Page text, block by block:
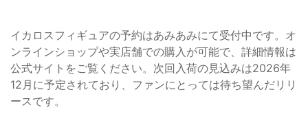
イカロスフィギュアの予約はあみあみにて受付中です。オ
ンラインショップや実店舗での購入が可能で、詳細情報は
公式サイトをご覧ください。次回入荷の見込みは2026年
12月に予定されており、ファンにとっては待ち望んだリリ
ースです。